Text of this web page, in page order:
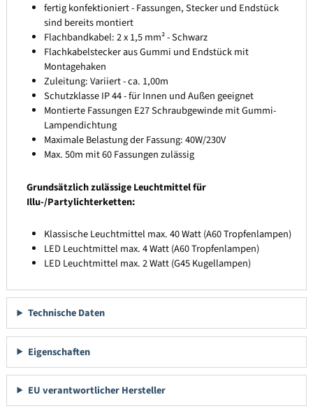
fertig konfektioniert - Fassungen, Stecker und Endstück
sind bereits montiert
Flachbandkabel: 2 x 1,5 mm² - Schwarz
Flachkabelstecker aus Gummi und Endstück mit
Montagehaken
Zuleitung: Variiert - ca. 1,00m
Schutzklasse IP 44 - für Innen und Außen geeignet
Montierte Fassungen E27 Schraubgewinde mit Gummi-
Lampendichtung
Maximale Belastung der Fassung: 40W/230V
Max. 50m mit 60 Fassungen zulässig
Grundsätzlich zulässige Leuchtmittel für
Illu-/Partylichterketten:
Klassische Leuchtmittel max. 40 Watt (A60 Tropfenlampen)
LED Leuchtmittel max. 4 Watt (A60 Tropfenlampen)
LED Leuchtmittel max. 2 Watt (G45 Kugellampen)
Technische Daten
Eigenschaften
EU verantwortlicher Hersteller